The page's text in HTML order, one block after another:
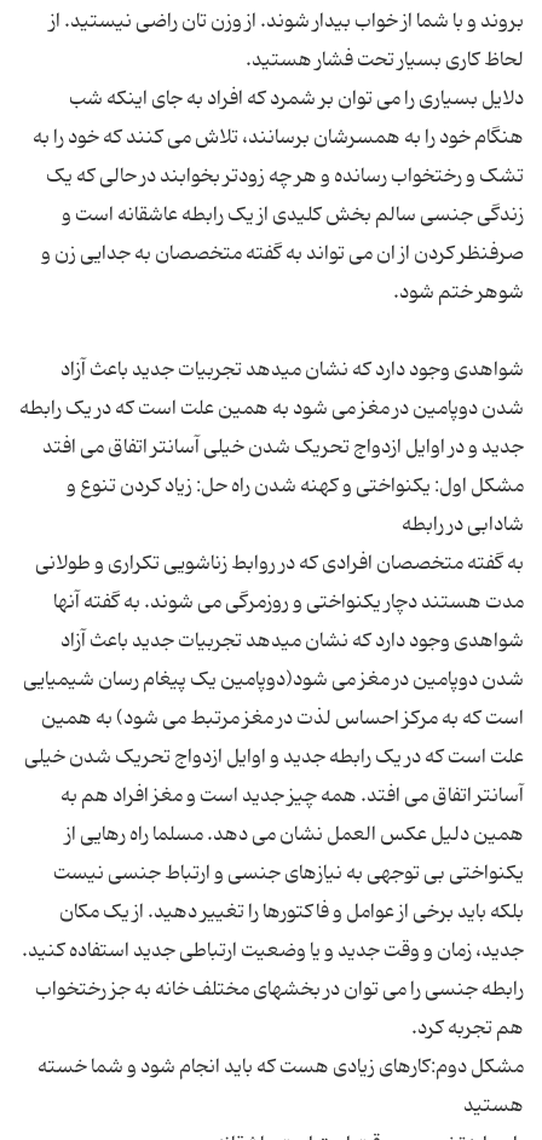
بروند و با شما از خواب بیدار شوند. از وزن تان راضی نیستید. از
دلایل بسیاری را می توان بر شمرد که افراد به جای اینکه شب
هنگام خود را به همسرشان برسانند، تلاش می کنند که خود را به
تشک و رختخواب رسانده و هر چه زودتر بخوابند در حالی که یک
زندگی جنسی سالم بخش کلیدی از یک رابطه عاشقانه است و
صرفنظر کردن از ان می تواند به گفته متخصصان به جدایی زن و
شواهدی وجود دارد که نشان میدهد تجربیات جدید باعث آزاد
شدن دوپامین در مغز می شود به همین علت است که در یک رابطه
مشکل اول: یکنواختی و کهنه شدن راه حل: زیاد کردن تنوع و
به گفته متخصصان افرادی که در روابط زناشویی تکراری و طولانی
مدت هستند دچار یکنواختی و روزمرگی می شوند. به گفته آنها
شواهدی وجود دارد که نشان میدهد تجربیات جدید باعث آزاد
شدن دوپامین در مغز می شود(دوپامین یک پیغام رسان شیمیایی
است که به مرکز احساس لذت در مغز مرتبط می شود) به همین
علت است که در یک رابطه جدید و اوایل ازدواج تحریک شدن خیلی
آسانتر اتفاق می افتد. همه چیز جدید است و مغز افراد هم به
همین دلیل عکس العمل نشان می دهد. مسلما راه رهایی از
یکنواختی بی توجهی به نیازهای جنسی و ارتباط جنسی نیست
بلکه باید برخی از عوامل و فاکتورها را تغییر دهید. از یک مکان
جدید، زمان و وقت جدید و یا وضعیت ارتباطی جدید استفاده کنید.
رابطه جنسی را می توان در بخشهای مختلف خانه به جز رختخواب
مشکل دوم:کارهای زیادی هست که باید انجام شود و شما خسته